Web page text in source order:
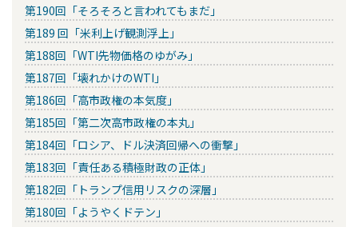
第190回「そろそろと言われてもまだ」
第189 回「米利上げ観測浮上」
第188回「WTI先物価格のゆがみ」
第187回「壊れかけのWTI」
第186回「高市政権の本気度」
第185回「第二次高市政権の本丸」
第184回「ロシア、ドル決済回帰への衝撃」
第183回「責任ある積極財政の正体」
第182回「トランプ信用リスクの深層」
第180回「ようやくドテン」